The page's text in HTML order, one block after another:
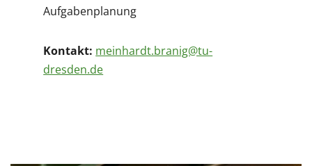
Aufgabenplanung
Kontakt: meinhardt.branig@tu-
dresden.de